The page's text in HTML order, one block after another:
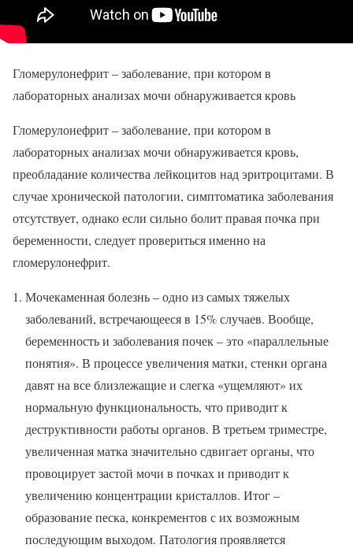
Гломерулонефрит – заболевание, при котором в
лабораторных анализах мочи обнаруживается кровь
Гломерулонефрит – заболевание, при котором в
лабораторных анализах мочи обнаруживается кровь,
преобладание количества лейкоцитов над эритроцитами. В
случае хронической патологии, симптоматика заболевания
отсутствует, однако если сильно болит правая почка при
беременности, следует провериться именно на
гломерулонефрит.
Мочекаменная болезнь – одно из самых тяжелых
заболеваний, встречающееся в 15% случаев. Вообще,
беременность и заболевания почек – это «параллельные
понятия». В процессе увеличения матки, стенки органа
давят на все близлежащие и слегка «ущемляют» их
нормальную функциональность, что приводит к
деструктивности работы органов. В третьем триместре,
увеличенная матка значительно сдвигает органы, что
провоцирует застой мочи в почках и приводит к
увеличению концентрации кристаллов. Итог –
образование песка, конкрементов с их возможным
последующим выходом. Патология проявляется